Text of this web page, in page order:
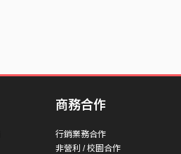
商務合作
行銷業務合作
非營利 / 校園合作